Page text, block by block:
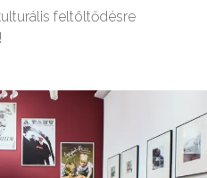
feltöltődésre